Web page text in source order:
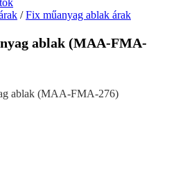
/Fix műanyag ablak árak
ablak (MAA-FMA-